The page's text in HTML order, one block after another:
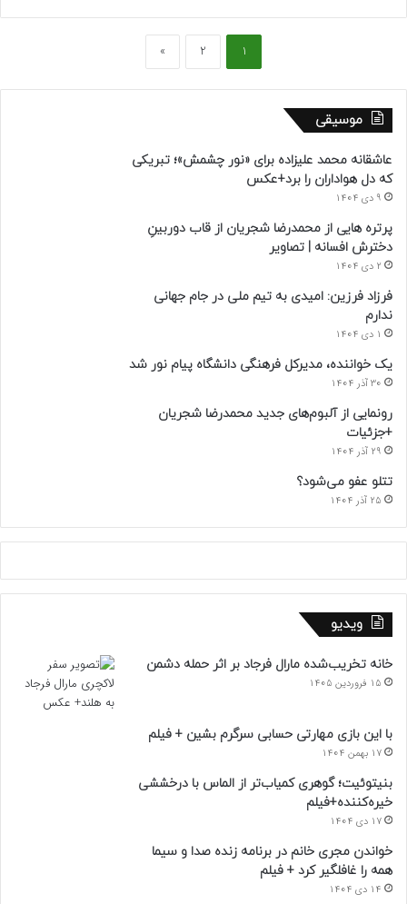
1
2
»
موسیقی
عاشقانه محمد علیزاده برای «نور چشمش»؛ تبریکی
که دل هواداران را برد+عکس
9 دی 1404
پرتره هایی از محمدرضا شجریان از قاب دوربینِ
دخترش افسانه | تصاویر
2 دی 1404
فرزاد فرزین: امیدی به تیم ملی در جام جهانی
ندارم
1 دی 1404
یک خواننده، مدیرکل فرهنگی دانشگاه پیام نور شد
30 آذر 1404
رونمایی از آلبوم‌های جدید محمدرضا شجریان
+جزئیات
29 آذر 1404
تتلو عفو می‌شود؟
25 آذر 1404
ویدیو
خانه تخریب‌شده مارال فرجاد بر اثر حمله دشمن
15 فروردین 1405
با این بازی مهارتی حسابی سرگرم بشین + فیلم
17 بهمن 1404
بنیتوئیت؛ گوهری کمیاب‌تر از الماس با درخششی
خیره‌کننده+فیلم
17 دی 1404
خواندن مجری خانم در برنامه زنده صدا و سیما
همه را غافلگیر کرد + فیلم
14 دی 1404